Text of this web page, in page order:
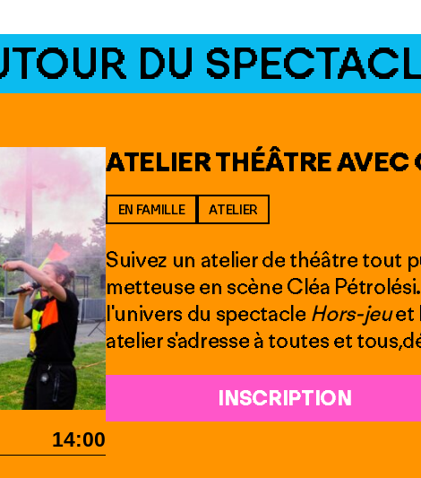
DU
14:00
ATELIER THÉÂTRE AVEC
EN FAMILLE ATELIER
Suivez un atelier de théâtre tout
metteuse en scène Cléa
l'univers du spectacle Hors-jeuet
atelier s'adresse à toutes et
INSCRIPTION